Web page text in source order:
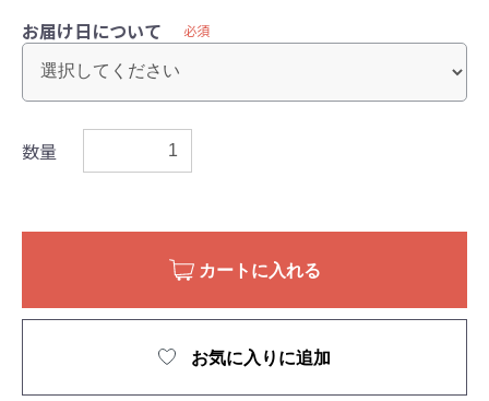
お届け日について 必須
数量
カートに入れる
お気に入りに追加